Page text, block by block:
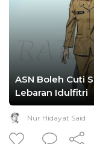
ASN Boleh Cuti
Lebaran Idulfitri
Nur Hidayat Said